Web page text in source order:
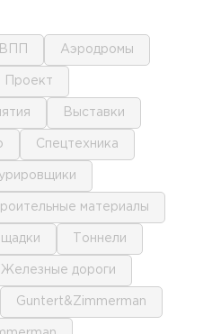
ИВПП аэродромы
проект
выставки
спецтехника
материалы
тоннели
железные дороги
Guntert&Zimmerman